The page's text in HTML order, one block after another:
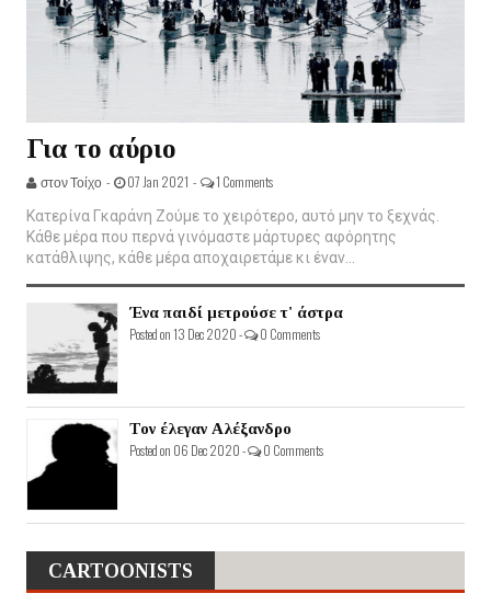
Για το αύριο
στον Τοίχο - 07 Jan 2021 - 1 Comments
Κατερίνα Γκαράνη Ζούμε το χειρότερο, αυτό μην το ξεχνάς.
Κάθε μέρα που περνά γινόμαστε μάρτυρες αφόρητης
κατάθλιψης, κάθε μέρα αποχαιρετάμε κι έναν...
Ένα παιδί μετρούσε τ' άστρα
Posted on 13 Dec 2020 - 0 Comments
Τον έλεγαν Αλέξανδρο
Posted on 06 Dec 2020 - 0 Comments
CARTOONISTS